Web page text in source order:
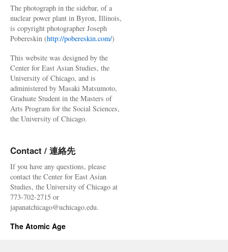
The photograph in the sidebar, of a
nuclear power plant in Byron, Illinois,
is copyright photographer Joseph
Pobereskin (http://pobereskin.com/)
This website was designed by the
Center for East Asian Studies, the
University of Chicago, and is
administered by Masaki Matsumoto,
Graduate Student in the Masters of
Arts Program for the Social Sciences,
the University of Chicago.
Contact / 連絡先
If you have any questions, please
contact the Center for East Asian
Studies, the University of Chicago at
773-702-2715 or
japanatchicago@uchicago.edu.
The Atomic Age